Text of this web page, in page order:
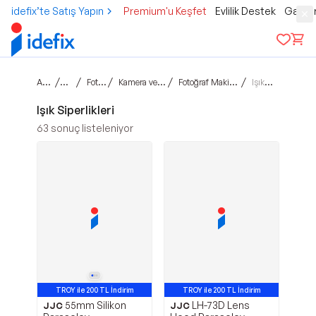
idefix’te Satış Yapın Premium'u Keşfet Evlilik Destek
Ana sayfa /Teknoloji
/ Foto & Kamera / Kamera ve Optik Aksesuarları / Fotoğraf Makinesi Lensi Aksesuarları / Işık Siperlikleri
Işık Siperlikleri
63 sonuç listeleniyor
TROY ile 200 TL İndirim
JJC 55mm Silikon
TROY ile 200 TL İndirim
JJC LH-73D Lens